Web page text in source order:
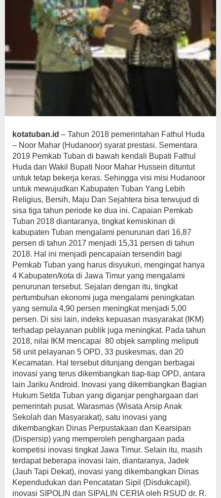
kotatuban.id – Tahun 2018 pemerintahan Fathul Huda
– Noor Mahar (Hudanoor) syarat prestasi. Sementara
2019 Pemkab Tuban di bawah kendali Bupati Fathul
Huda dan Wakil Bupati Noor Mahar Hussein dituntut
untuk tetap bekerja keras. Sehingga visi misi Hudanoor
untuk mewujudkan Kabupaten Tuban Yang Lebih
Religius, Bersih, Maju Dan Sejahtera bisa terwujud di
sisa tiga tahun periode ke dua ini. Capaian Pemkab
Tuban 2018 diantaranya, tingkat kemiskinan di
kabupaten Tuban mengalami penurunan dari 16,87
persen di tahun 2017 menjadi 15,31 persen di tahun
2018. Hal ini menjadi pencapaian tersendiri bagi
Pemkab Tuban yang harus disyukuri, mengingat hanya
4 Kabupaten/kota di Jawa Timur yang mengalami
penurunan tersebut. Sejalan dengan itu, tingkat
pertumbuhan ekonomi juga mengalami peningkatan
yang semula 4,90 persen meningkat menjadi 5,00
persen. Di sisi lain, indeks kepuasan masyarakat (IKM)
terhadap pelayanan publik juga meningkat. Pada tahun
2018, nilai IKM mencapai 80 objek sampling meliputi
58 unit pelayanan 5 OPD, 33 puskesmas, dan 20
Kecamatan. Hal tersebut ditunjang dengan berbagai
inovasi yang terus dikembangkan tiap-tiap OPD, antara
lain Jariku Android. Inovasi yang dikembangkan Bagian
Hukum Setda Tuban yang diganjar penghargaan dari
pemerintah pusat. Warasmas (Wisata Arsip Anak
Sekolah dan Masyarakat), satu inovasi yang
dikembangkan Dinas Perpustakaan dan Kearsipan
(Dispersip) yang memperoleh penghargaan pada
kompetisi inovasi tingkat Jawa Timur. Selain itu, masih
terdapat beberapa inovasi lain, diantaranya, Jadek
(Jauh Tapi Dekat), inovasi yang dikembangkan Dinas
Kependudukan dan Pencatatan Sipil (Disdukcapil).
inovasi SIPOLIN dan SIPALIN CERIA oleh RSUD dr. R.